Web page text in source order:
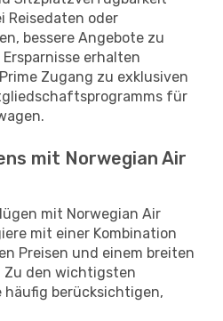
Reisedaten oder
bessere Angebote zu
erhalten
Zugang zu exklusiven
für
mit Norwegian Air
mit Norwegian Air
mit einer Kombination
Preisen und einem breiten
Zu den wichtigsten
häufig berücksichtigen,